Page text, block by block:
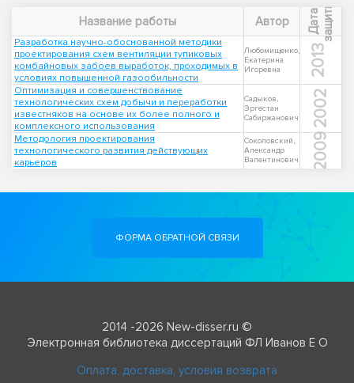
Название работы Автор Д
а
т
а
з
а
щ
и
т ы
Разработка научно-обоснованной методики
проектирования схем вентиляции тупиковых
комбайновых забоев выработок, проходимых в
условиях повышенной газообильности
Любомищенко,
Екатерина
Игоревна
2013
Оптимизация и совершенствование
технологических схем добычи и переработки
известняков на основе их более полного и
комплексного использования
Садыков,
Эргестан
Сабиржанович
2002
Методология проектирования
технологического развития действующих
карьеров
Соколовский,
Александр
Валентинович
2009
ФОРМА ОБРАТНОЙ СВЯЗИ
2014 -2026 New-disser.ru ©
Электронная библиотека диссертаций ФЛ Иванов Е О
Оплата, доставка, условия возврата